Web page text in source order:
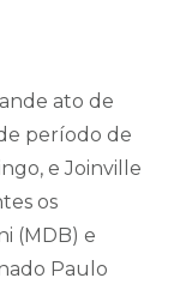
ato de
período de
e Joinville
os
(MDB) e
Paulo